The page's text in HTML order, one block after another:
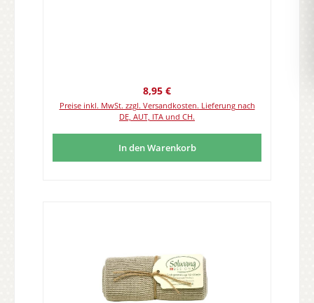
Regulärer Preis:
8,95 €
Preise inkl. MwSt. zzgl. Versandkosten. Lieferung nach
DE, AUT, ITA und CH.
In den Warenkorb